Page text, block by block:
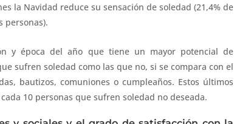
la Navidad reduce su sensación de soledad (21,4% de
personas).
y época del año que tiene un mayor potencial de
sufren soledad como las que no, si se compara con el
bautizos, comuniones o cumpleaños. Estos últimos
10 personas que sufren soledad no deseada.